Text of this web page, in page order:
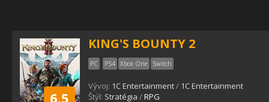
6.5
KING'S BOUNTY 2
PC PS4 Xbox One Switch
Vývoj: 1C Entertainment/ 1C Entertainment
Štýl: Stratégia /RPG